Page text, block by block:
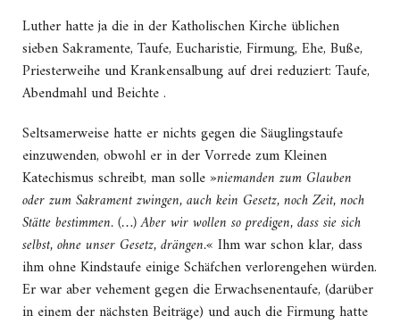
Luther hatte ja die in der Katholischen Kirche üblichen
sieben Sakramente, Taufe, Eucharistie, Firmung, Ehe, Buße,
Priesterweihe und Krankensalbung auf drei reduziert: Taufe,
Abendmahl und Beichte .
Seltsamerweise hatte er nichts gegen die Säuglingstaufe
einzuwenden, obwohl er in der Vorrede zum Kleinen
Katechismus schreibt, man solle »niemanden zum Glauben
oder zum Sakrament zwingen, auch kein Gesetz, noch Zeit, noch
Stätte bestimmen. (…) Aber wir wollen so predigen, dass sie sich
selbst, ohne unser Gesetz, drängen.« Ihm war schon klar, dass
ihm ohne Kindstaufe einige Schäfchen verlorengehen würden.
Er war aber vehement gegen die Erwachsenentaufe, (darüber
in einem der nächsten Beiträge) und auch die Firmung hatte